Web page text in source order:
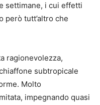
settimane, i cui effetti
però tutt’altro che
ragionevolezza,
subtropicale
Molto
impegnando quasi